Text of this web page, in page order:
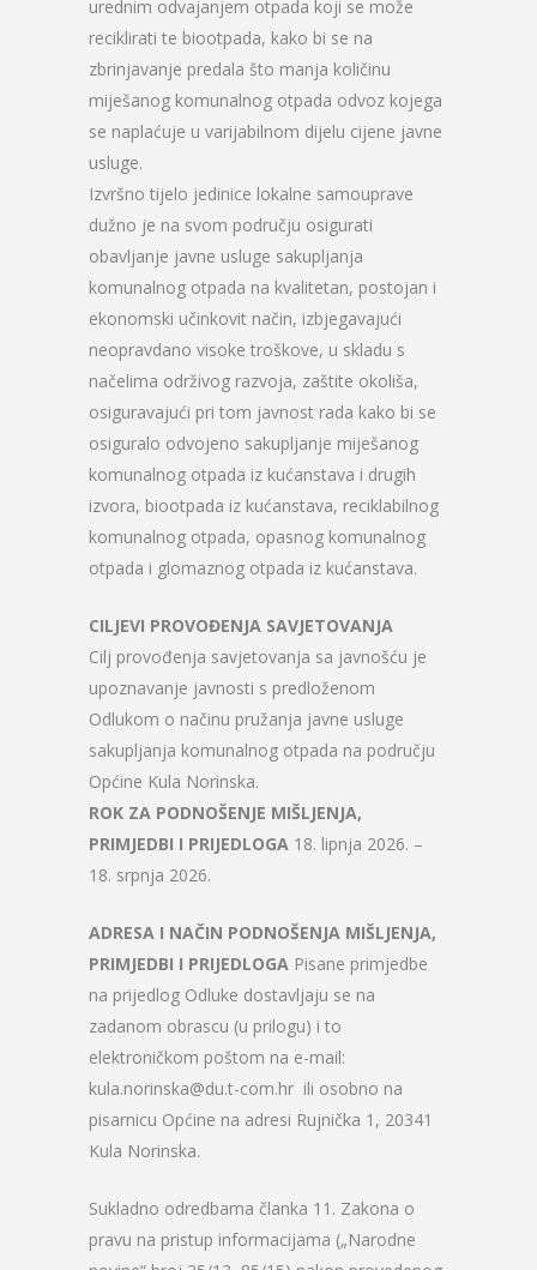
urednim odvajanjem otpada koji se može
reciklirati te biootpada, kako bi se na
zbrinjavanje predala što manja količinu
miješanog komunalnog otpada odvoz kojega
se naplaćuje u varijabilnom dijelu cijene javne
usluge.
Izvršno tijelo jedinice lokalne samouprave
dužno je na svom području osigurati
obavljanje javne usluge sakupljanja
komunalnog otpada na kvalitetan, postojan i
ekonomski učinkovit način, izbjegavajući
neopravdano visoke troškove, u skladu s
načelima održivog razvoja, zaštite okoliša,
osiguravajući pri tom javnost rada kako bi se
osiguralo odvojeno sakupljanje miješanog
komunalnog otpada iz kućanstava i drugih
izvora, biootpada iz kućanstava, reciklabilnog
komunalnog otpada, opasnog komunalnog
otpada i glomaznog otpada iz kućanstava.
CILJEVI PROVOĐENJA SAVJETOVANJA
Cilj provođenja savjetovanja sa javnošću je
upoznavanje javnosti s predloženom
Odlukom o načinu pružanja javne usluge
sakupljanja komunalnog otpada na području
Općine Kula Norinska.
ROK ZA PODNOŠENJE MIŠLJENJA,
PRIMJEDBI I PRIJEDLOGA 18. lipnja 2026. –
18. srpnja 2026.
ADRESA I NAČIN PODNOŠENJA MIŠLJENJA,
PRIMJEDBI I PRIJEDLOGA Pisane primjedbe
na prijedlog Odluke dostavljaju se na
zadanom obrascu (u prilogu) i to
elektroničkom poštom na e-mail:
kula.norinska@du.t-com.hr ili osobno na
pisarnicu Općine na adresi Rujnička 1, 20341
Kula Norinska.
Sukladno odredbama članka 11. Zakona o
pravu na pristup informacijama („Narodne